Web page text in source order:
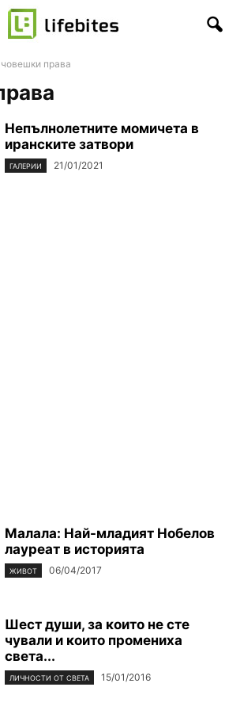
човешки права
Непълнолетните момичета в
иранските затвори
ГАЛЕРИИ 21/01/2021
Малала: Най-младият Нобелов
лауреат в историята
ЖИВОТ 06/04/2017
Шест души, за които не сте
чували и които промениха
света...
ЛИЧНОСТИ ОТ СВЕТА 15/01/2016